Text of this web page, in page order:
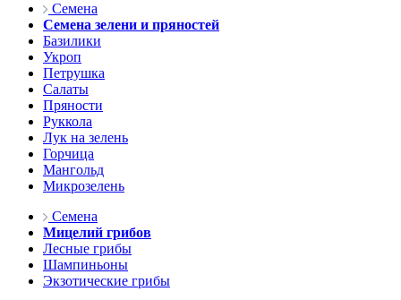
Семена
Семена зелени и пряностей
Базилики
Укроп
Петрушка
Салаты
Пряности
Руккола
Лук на зелень
Горчица
Мангольд
Микрозелень
Семена
Мицелий грибов
Лесные грибы
Шампиньоны
Экзотические грибы